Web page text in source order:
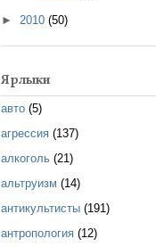
► 2010 (50)
Ярлыки
авто (5)
агрессия (137)
алкоголь (21)
альтруизм (14)
антикультисты (191)
антропология (12)